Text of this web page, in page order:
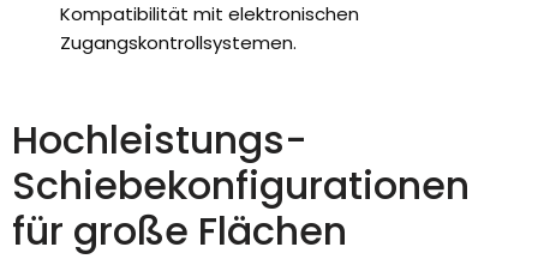
Kompatibilität mit elektronischen
Zugangskontrollsystemen.
Hochleistungs-
Schiebekonfigurationen
für große Flächen